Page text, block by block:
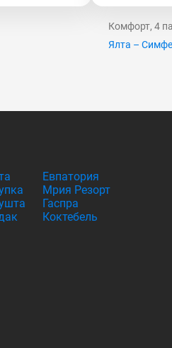
Комфорт, 4
Ялта –
Евпатория
Мрия Резорт
Гаспра
Коктебель